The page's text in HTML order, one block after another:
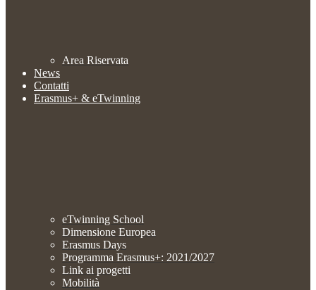
Area Riservata
News
Contatti
Erasmus+ & eTwinning
eTwinning School
Dimensione Europea
Erasmus Days
Programma Erasmus+: 2021/2027
Link ai progetti
Mobilità